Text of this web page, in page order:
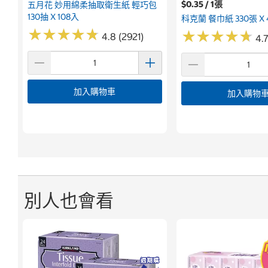
五月花 妙用綿柔抽取衛生紙 輕巧包
130抽 X 108入
★★★★★
★★★★★ 4.8 (2921)
加入購物車
$0.35 / 1張
科克蘭 餐巾紙 330張 X
★★★★★
★★★★★
加入購物
別人也會看